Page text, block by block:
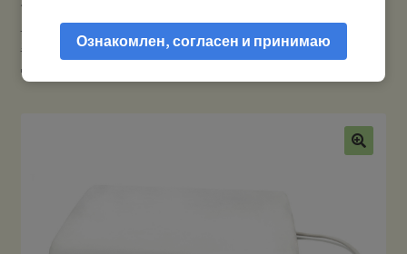
Мой аккаунт
интернета
Антенны для усиления сотового сигнала GSM /
3G / 4G / Wi-Fi
OT-GSM-07 (698-960 / 1710-2700MHz) — Антенна
для усиления сигнала
Ознакомлен, согласен и принимаю